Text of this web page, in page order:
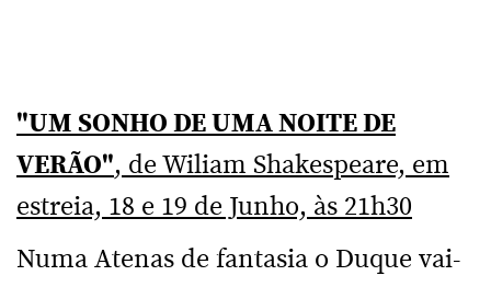
"UM SONHO DE UMA NOITE DE
VERÃO", de Wiliam Shakespeare, em
estreia, 18 e 19 de Junho, às 21h30
Numa Atenas de fantasia o Duque vai-